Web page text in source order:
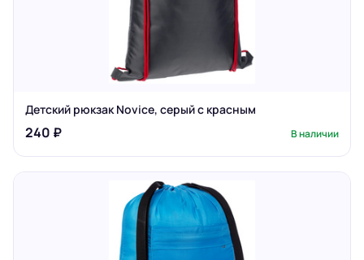
Детский рюкзак Novice, серый с красным
240 ₽ В наличии